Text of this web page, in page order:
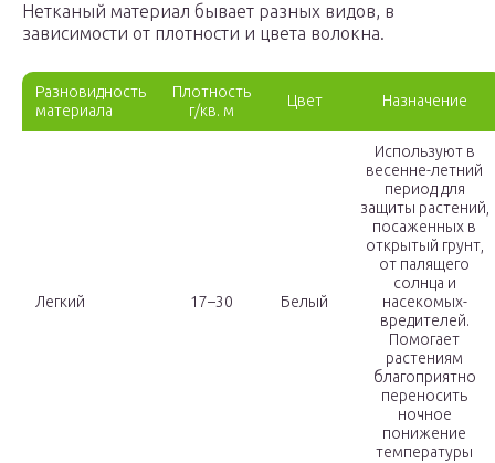
Нетканый материал бывает разных видов, в
зависимости от плотности и цвета волокна.
Разновидность
материала
Плотность
г/кв. м
Цвет Назначение
Легкий 17–30 Белый
Используют в
весенне-летний
период для
защиты растений,
посаженных в
открытый грунт,
от палящего
солнца и
насекомых-
вредителей.
Помогает
растениям
благоприятно
переносить
ночное
понижение
температуры